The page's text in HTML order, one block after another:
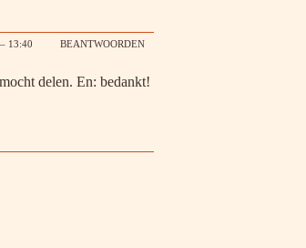
13:40 BEANTWOORDEN
delen. En: bedankt!